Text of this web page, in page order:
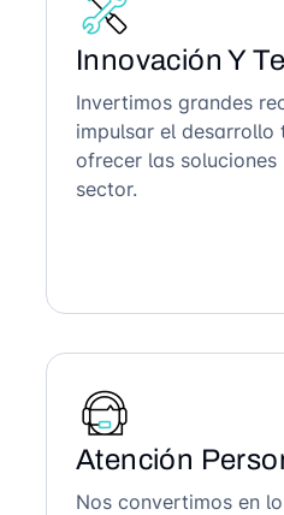
Innovación Y
Invertimos grandes
impulsar el desarrollo
ofrecer las soluciones
sector.
Atención
Nos convertimos en